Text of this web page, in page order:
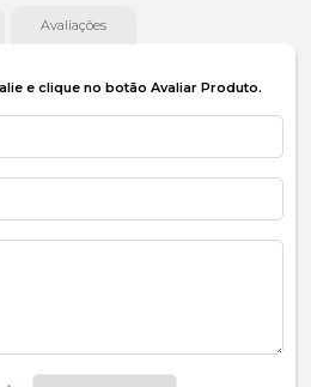
Avaliações
e clique no botão Avaliar Produto.